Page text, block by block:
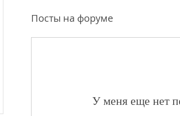
Посты на форуме
У меня еще нет